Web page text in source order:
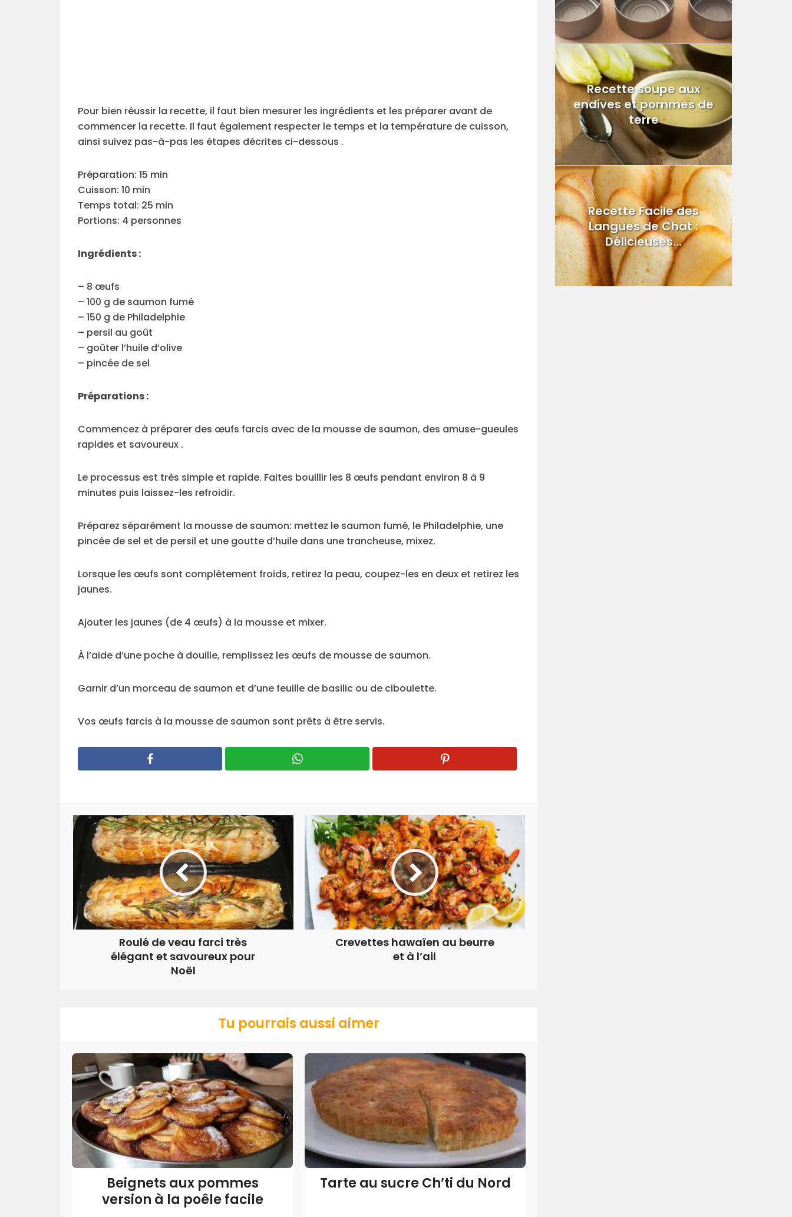
Pour bien réussir la recette, il faut bien mesurer les ingrédients et les préparer avant de
commencer la recette. Il faut également respecter le temps et la température de cuisson,
ainsi suivez pas-à-pas les étapes décrites ci-dessous .
Préparation: 15 min
Cuisson: 10 min
Temps total: 25 min
Portions: 4 personnes
Ingrédients :
– 8 œufs
– 100 g de saumon fumé
– 150 g de Philadelphie
– persil au goût
– goûter l’huile d’olive
– pincée de sel
Préparations :
Commencez à préparer des œufs farcis avec de la mousse de saumon, des amuse-gueules
rapides et savoureux .
Le processus est très simple et rapide. Faites bouillir les 8 œufs pendant environ 8 à 9
minutes puis laissez-les refroidir.
Préparez séparément la mousse de saumon: mettez le saumon fumé, le Philadelphie, une
pincée de sel et de persil et une goutte d’huile dans une trancheuse, mixez.
Lorsque les œufs sont complètement froids, retirez la peau, coupez-les en deux et retirez les
jaunes.
Ajouter les jaunes (de 4 œufs) à la mousse et mixer.
À l’aide d’une poche à douille, remplissez les œufs de mousse de saumon.
Garnir d’un morceau de saumon et d’une feuille de basilic ou de ciboulette.
Vos œufs farcis à la mousse de saumon sont prêts à être servis.
Roulé de veau farci très
élégant et savoureux pour
Noël
Crevettes hawaïen au beurre
et à l’ail
Tu pourrais aussi aimer
Beignets aux pommes
version à la poêle facile
Tarte au sucre Ch’ti du Nord
Recette soupe aux
endives et pommes de
terre
Recette Facile des
Langues de Chat :
Délicieuses...